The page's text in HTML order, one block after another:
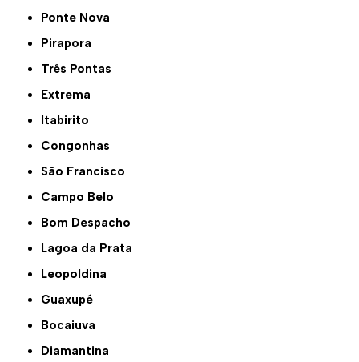
Ponte Nova
Pirapora
Três Pontas
Extrema
Itabirito
Congonhas
São Francisco
Campo Belo
Bom Despacho
Lagoa da Prata
Leopoldina
Guaxupé
Bocaiuva
Diamantina